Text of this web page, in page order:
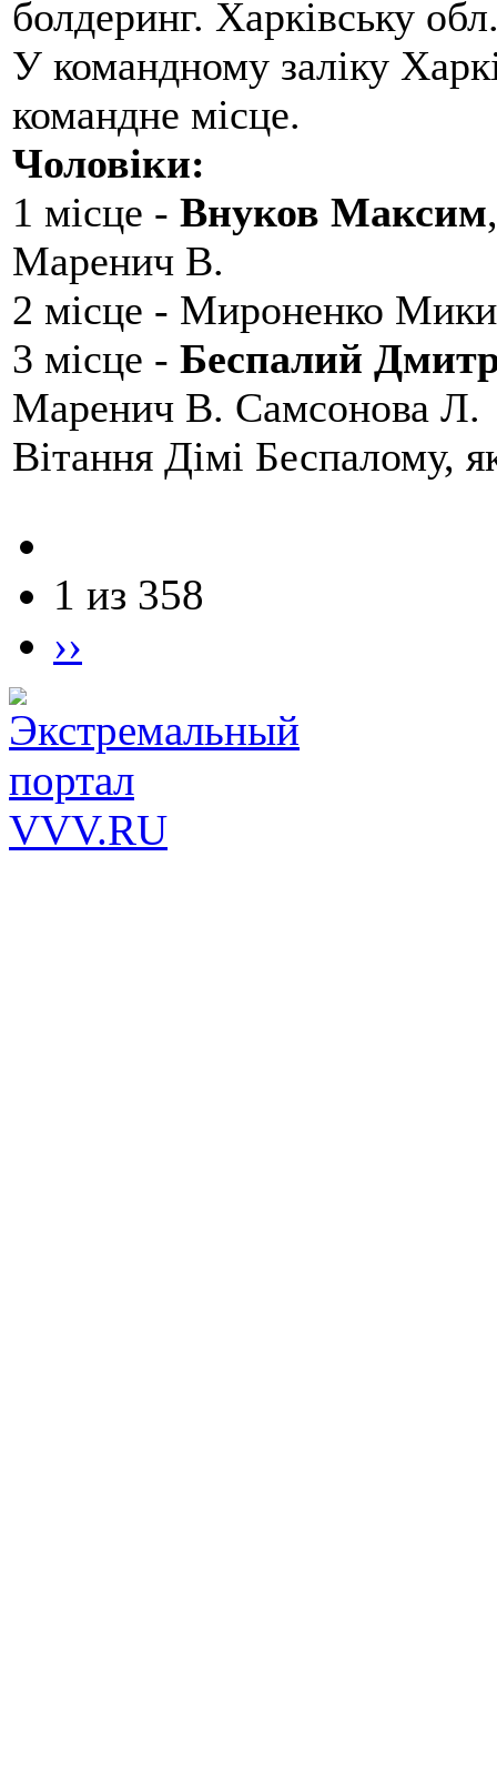
болдеринг. Харківську
У командному заліку
командне місце.
Чоловіки:
1 місце - Внуков Максим
Маренич В.
2 місце - Мироненко
3 місце - Беспалий
Маренич В. Самсонова Л.
Вітання Дімі Беспалому,
1 из 358
››